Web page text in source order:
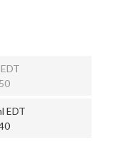
EDT